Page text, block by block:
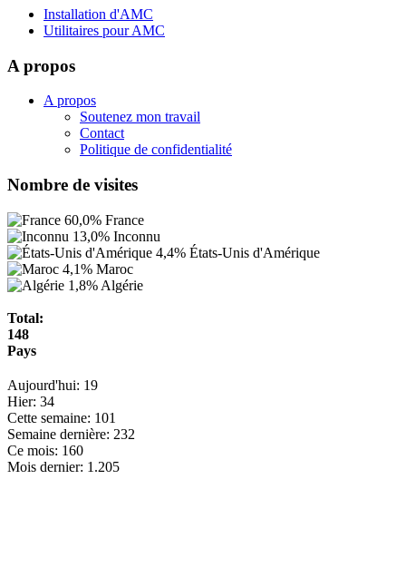
Installation d'AMC
Utilitaires pour AMC
A propos
A propos
Soutenez mon travail
Contact
Politique de confidentialité
Nombre de visites
60,0% France
13,0% Inconnu
4,4% États-Unis d'Amérique
4,1% Maroc
1,8% Algérie
Total:
148
Pays
Aujourd'hui: 19
Hier: 34
Cette semaine: 101
Semaine dernière: 232
Ce mois: 160
Mois dernier: 1.205